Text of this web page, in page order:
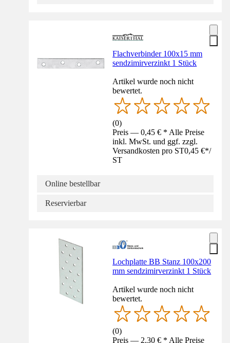
Flachverbinder 100x15 mm
sendzimirverzinkt 1 Stück
Artikel wurde noch nicht
bewertet.
(0)
Preis — 0,45 € * Alle Preise
inkl. MwSt. und ggf. zzgl.
Versandkosten pro ST0,45 €*/
ST
Online bestellbar
Reservierbar
Lochplatte BB Stanz 100x200
mm sendzimirverzinkt 1 Stück
Artikel wurde noch nicht
bewertet.
(0)
Preis — 2,30 € * Alle Preise